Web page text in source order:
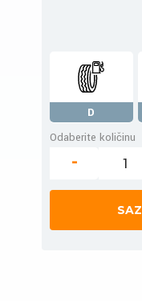
D
Odaberite količinu
-